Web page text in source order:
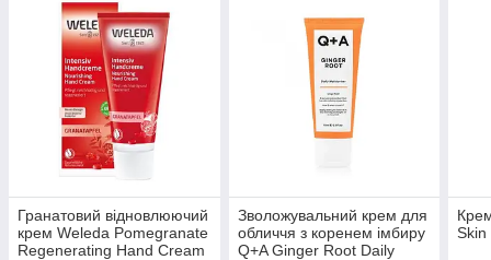
Гранатовий відновлюючий
крем Weleda Pomegranate
Regenerating Hand Cream
Зволожувальний крем для
обличчя з коренем імбиру
Q+A Ginger Root Daily